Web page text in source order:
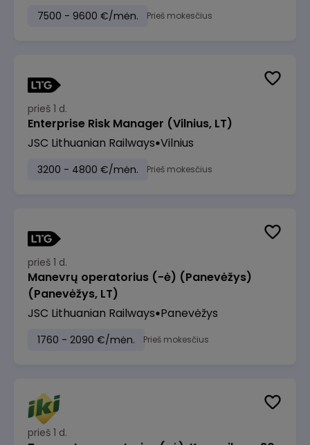
7500 - 9600 €/mėn. Prieš mokesčius
prieš 1 d.
Enterprise Risk Manager (Vilnius, LT)
JSC Lithuanian Railways Vilnius
3200 - 4800 €/mėn. Prieš mokesčius
prieš 1 d.
Manevrų operatorius (-ė) (Panevėžys)
(Panevėžys, LT)
JSC Lithuanian Railways Panevėžys
1760 - 2090 €/mėn. Prieš mokesčius
prieš 1 d.